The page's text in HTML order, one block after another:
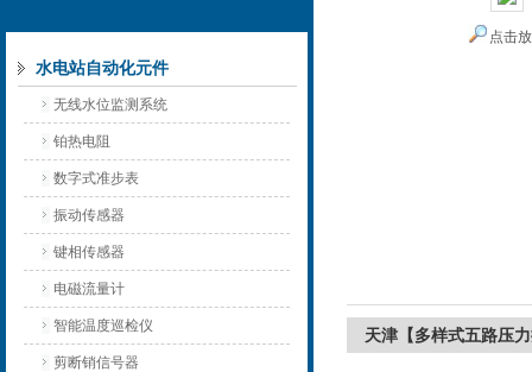
水电站自动化元件
无线水位监测系统
铂热电阻
数字式准步表
振动传感器
键相传感器
电磁流量计
智能温度巡检仪
剪断销信号器
点击
天津【多样式五路压